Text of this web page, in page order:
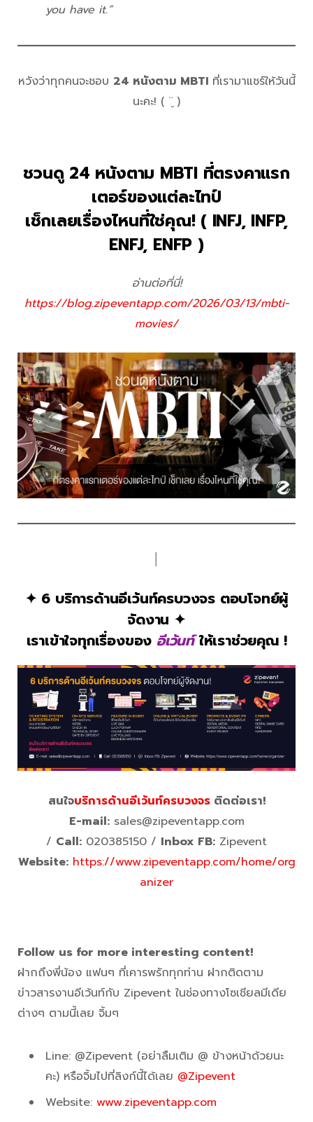
you have it.”
หวังว่าทุกคนจะชอบ 24 หนังตาม MBTI ที่เรามาแชร์ให้วันนี้
นะคะ! ( ¨̮ )
ชวนดู 24 หนังตาม MBTI ที่ตรงคาแรก
เตอร์ของแต่ละไทป์
เช็กเลยเรื่องไหนที่ใช่คุณ! ( INFJ, INFP,
ENFJ, ENFP )
อ่านต่อที่นี่!
https://blog.zipeventapp.com/2026/03/13/mbti-
movies/
✦ 6 บริการด้านอีเว้นท์ครบวงจร ตอบโจทย์ผู้
จัดงาน ✦
เราเข้าใจทุกเรื่องของ อีเว้นท์ให้เราช่วยคุณ !
สนใจบริการด้านอีเว้นท์ครบวงจรติดต่อเรา!
E-mail:sales@zipeventapp.com
/ Call: 020385150 / Inbox FB: Zipevent
Website: https://www.zipeventapp.com/home/org
anizer
Follow us for more interesting content!
ฝากถึงพี่น้อง แฟนๆ ที่เคารพรักทุกท่าน ฝากติดตาม
ข่าวสารงานอีเว้นท์กับ Zipevent ในช่องทางโซเชียลมีเดีย
ต่างๆ ตามนี้เลย จิ้มๆ
Line: @Zipevent (อย่าลืมเติม @ ข้างหน้าด้วยนะ
คะ) หรือจิ้มไปที่ลิงก์นี้ได้เลย @Zipevent
Website: www.zipeventapp.com